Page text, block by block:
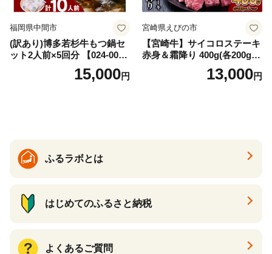
福岡県中間市
(訳あり)博多若杉牛もつ鍋セ
ット2人前×5回分 【024-002
15,000円
宮崎県えびの市
【宮崎牛】サイコロステーキ
赤身＆霜降り 400g(各200g×
１P 計2P) 真空パック 冷凍
13,000円
ふるラボとは
はじめてのふるさと納税
よくあるご質問